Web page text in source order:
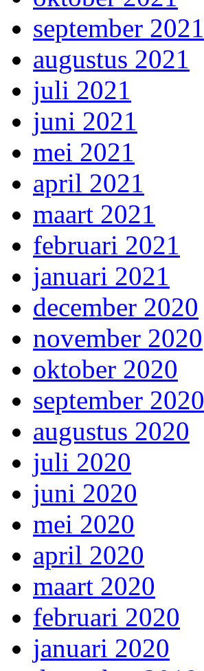
september 2021
augustus 2021
juli 2021
juni 2021
mei 2021
april 2021
maart 2021
februari 2021
januari 2021
december 2020
november 2020
oktober 2020
september 2020
augustus 2020
juli 2020
juni 2020
mei 2020
april 2020
maart 2020
februari 2020
januari 2020